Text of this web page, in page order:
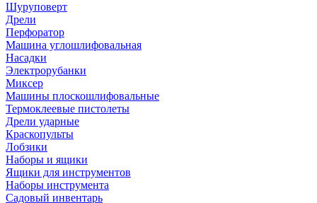
Шуруповерт
Дрели
Перфоратор
Машина углошлифовальная
Насадки
Электрорубанки
Миксер
Машины плоскошлифовальные
Термоклеевые пистолеты
Дрели ударные
Краскопульты
Лобзики
Наборы и ящики
Ящики для инструментов
Наборы инструмента
Садовый инвентарь